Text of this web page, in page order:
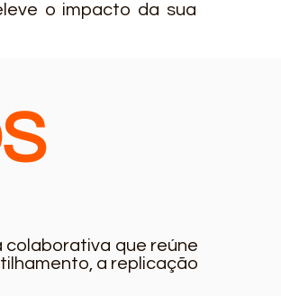
o impacto da sua
colaborativa que reúne
a replicação